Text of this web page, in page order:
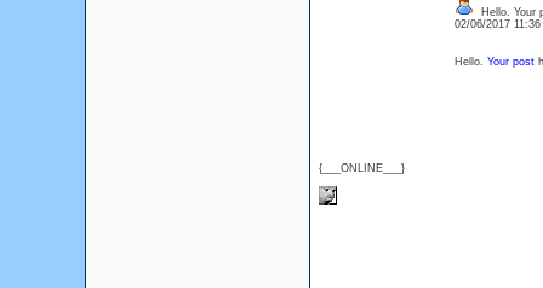
{___ONLINE___}
Hello. Your
02/06/2017
Hello. Your post